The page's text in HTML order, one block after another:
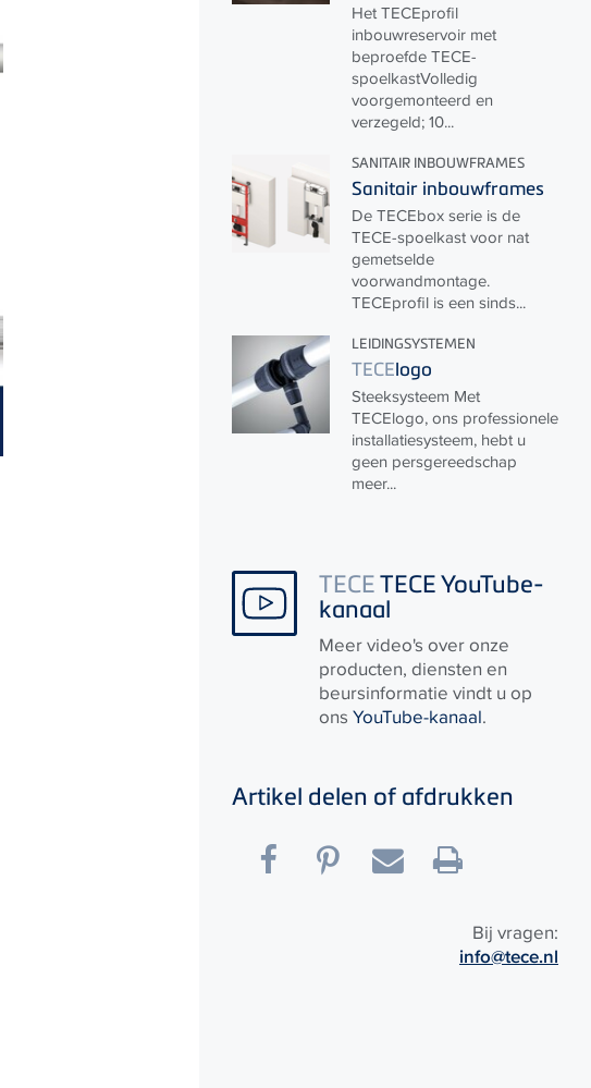
HetTECEprofil
inbouwreservoir met
beproefdeTECE-
spoelkastVolledig
voorgemonteerd en
verzegeld; 10...
SANITAIR INBOUWFRAMES
Sanitair inbouwframes
DeTECEbox serie is de
TECE-spoelkast voor nat
gemetselde
voorwandmontage.
TECEprofil is een sinds...
LEIDINGSYSTEMEN
TECElogo
Steeksysteem Met
TECElogo, ons professionele
installatiesysteem, hebt u
geen persgereedschap
meer...
TECETECE YouTube-
kanaal
Meer video's over onze
producten, diensten en
beursinformatie vindt u op
onsYouTube-kanaal.
Artikel delen of afdrukken
Bij vragen:
info@tece.nl